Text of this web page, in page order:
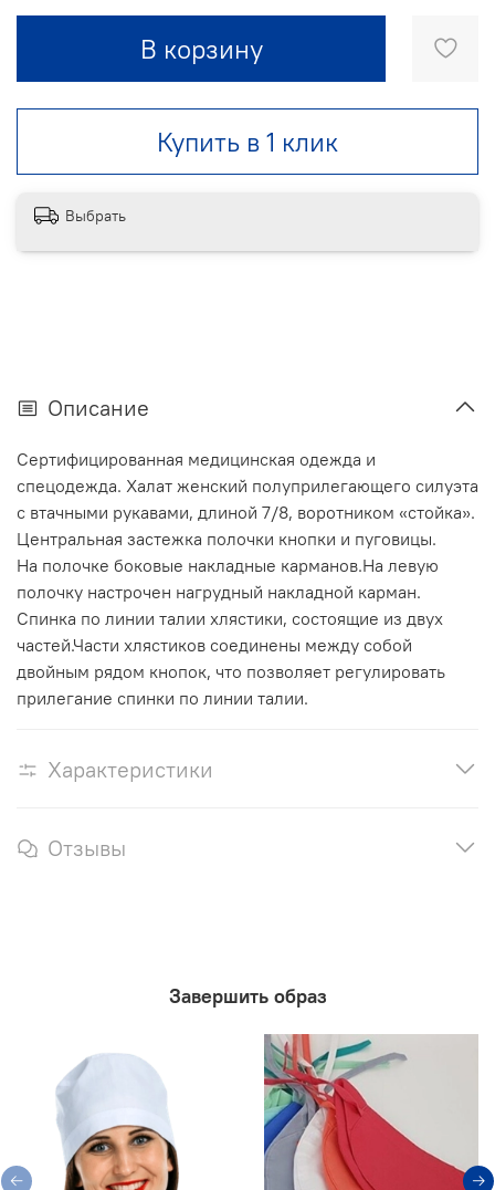
В корзину
Купить в 1 клик
Выбрать
Описание
Сертифицированная медицинская одежда и
спецодежда. Халат женский полуприлегающего силуэта
с втачными рукавами, длиной 7/8, воротником «стойка».
Центральная застежка полочки кнопки и пуговицы.
На полочке боковые накладные карманов.На левую
полочку настрочен нагрудный накладной карман.
Спинка по линии талии хлястики, состоящие из двух
частей.Части хлястиков соединены между собой
двойным рядом кнопок, что позволяет регулировать
прилегание спинки по линии талии.
Характеристики
Отзывы
Завершить образ